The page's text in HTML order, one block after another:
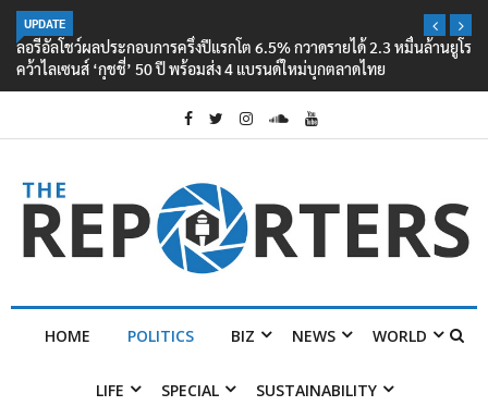
UPDATE
ลอรีอัลโชว์ผลประกอบการครึ่งปีแรกโต 6.5% กวาดรายได้ 2.3 หมื่นล้านยูโร
คว้าไลเซนส์ ‘กุชชี่’ 50 ปี พร้อมส่ง 4 แบรนด์ใหม่บุกตลาดไทย
HOME POLITICS BIZ NEWS WORLD
LIFE SPECIAL SUSTAINABILITY